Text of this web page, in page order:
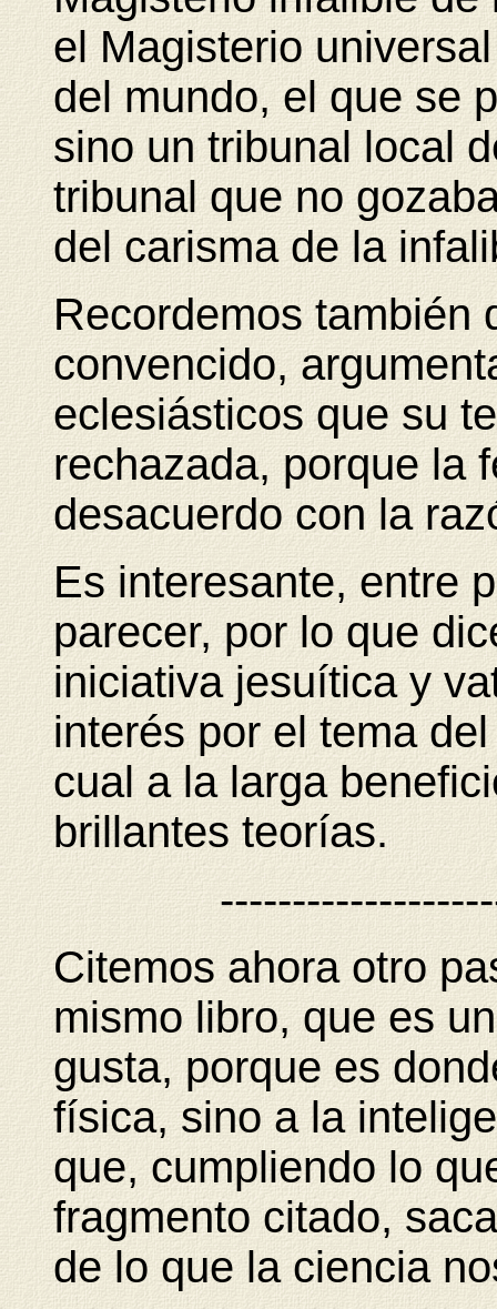
el Magisterio
del mundo, el que se
sino un tribunal local
tribunal que no
del carisma de la
Recordemos también
convencido,
eclesiásticos que su
rechazada, porque la
desacuerdo con la
Es interesante, entre
parecer, por lo que
iniciativa jesuítica y
interés por el tema
cual a la larga
brillantes teorías.
Citemos ahora otro
mismo libro, que es
gusta, porque es
física, sino a la
que, cumpliendo lo
fragmento citado,
de lo que la ciencia